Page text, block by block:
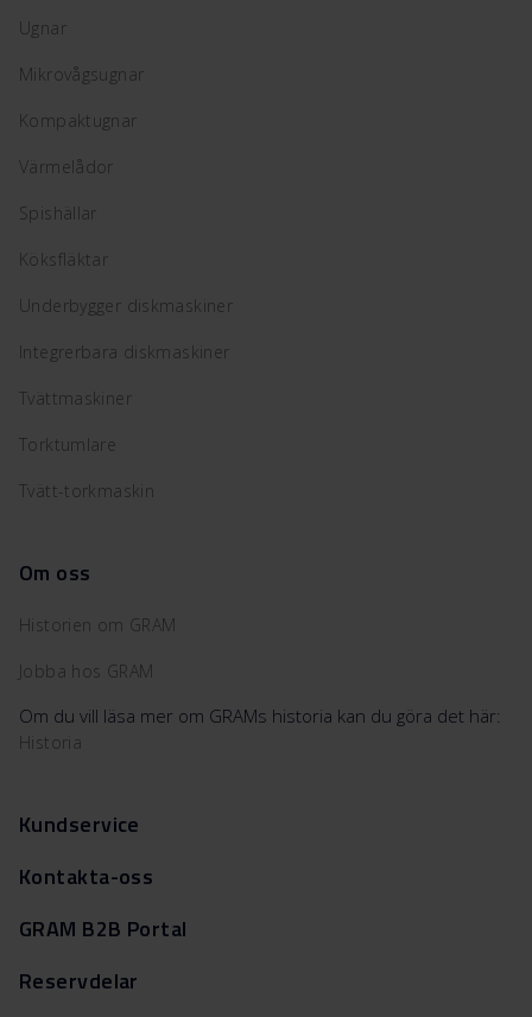
Ugnar
Mikrovågsugnar
Kompaktugnar
Värmelådor
Spishällar
Köksfläktar
Underbygger diskmaskiner
Integrerbara diskmaskiner
Tvättmaskiner
Torktumlare
Tvätt-torkmaskin
Om oss
Historien om GRAM
Jobba hos GRAM
Om du vill läsa mer om GRAMs historia kan du göra det här:
Historia
Kundservice
Kontakta-oss
GRAM B2B Portal
Reservdelar